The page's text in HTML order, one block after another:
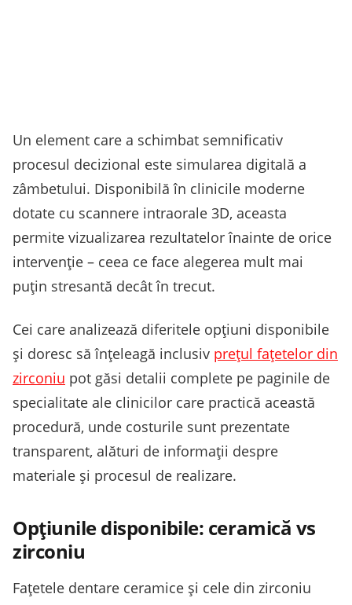
Un element care a schimbat semnificativ
procesul decizional este simularea digitală a
zâmbetului. Disponibilă în clinicile moderne
dotate cu scannere intraorale 3D, aceasta
permite vizualizarea rezultatelor înainte de orice
intervenție – ceea ce face alegerea mult mai
puțin stresantă decât în trecut.
Cei care analizează diferitele opțiuni disponibile
și doresc să înțeleagă inclusiv prețul fațetelor din
zirconiu pot găsi detalii complete pe paginile de
specialitate ale clinicilor care practică această
procedură, unde costurile sunt prezentate
transparent, alături de informații despre
materiale și procesul de realizare.
Opțiunile disponibile: ceramică vs
zirconiu
Fațetele dentare ceramice și cele din zirconiu